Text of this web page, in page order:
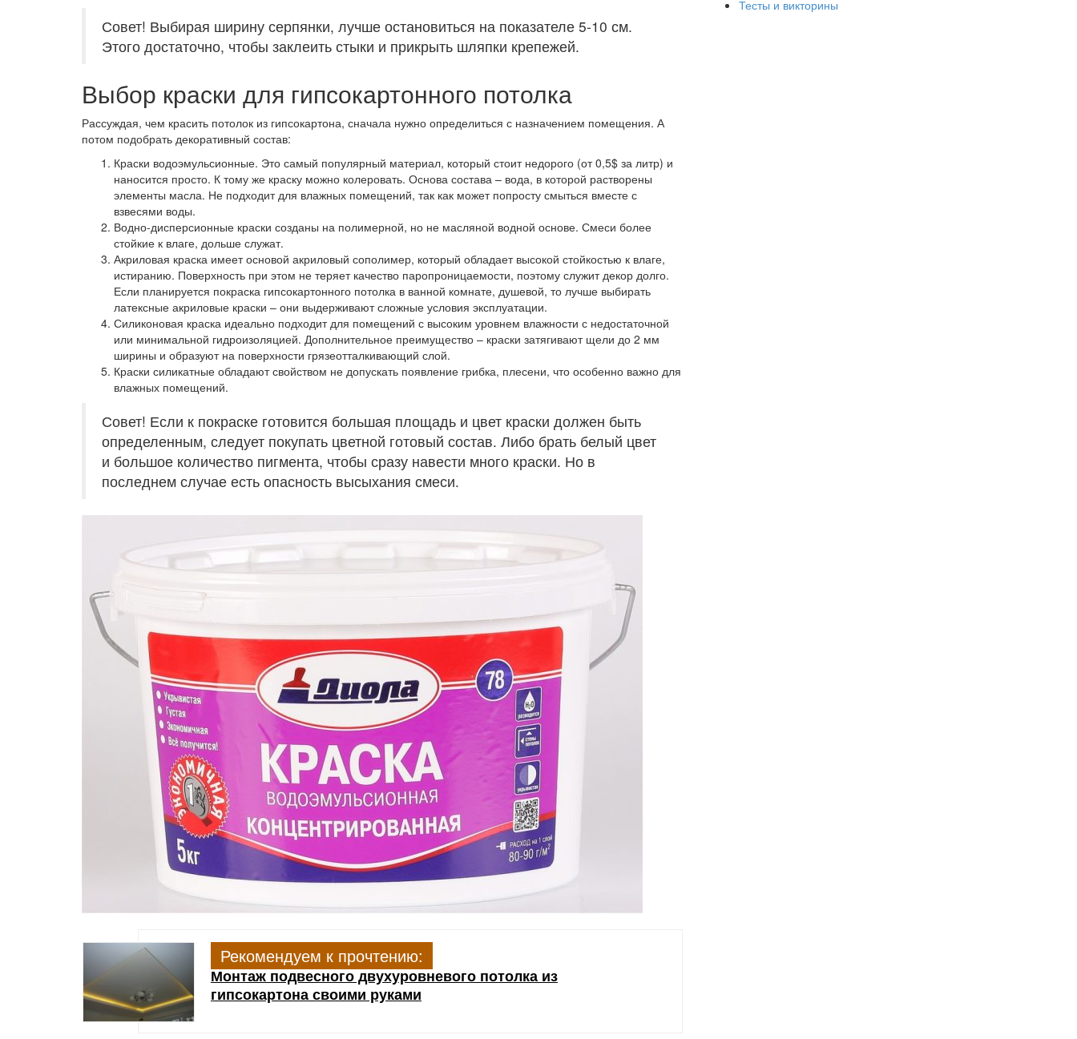
Совет! Выбирая ширину серпянки, лучше остановиться на показателе 5-10 см.
Этого достаточно, чтобы заклеить стыки и прикрыть шляпки крепежей.
Выбор краски для гипсокартонного потолка
Рассуждая, чем красить потолок из гипсокартона, сначала нужно определиться с назначением помещения. А
потом подобрать декоративный состав:
Краски водоэмульсионные. Это самый популярный материал, который стоит недорого (от 0,5$ за литр) и
наносится просто. К тому же краску можно колеровать. Основа состава – вода, в которой растворены
элементы масла. Не подходит для влажных помещений, так как может попросту смыться вместе с
взвесями воды.
Водно-дисперсионные краски созданы на полимерной, но не масляной водной основе. Смеси более
стойкие к влаге, дольше служат.
Акриловая краска имеет основой акриловый сополимер, который обладает высокой стойкостью к влаге,
истиранию. Поверхность при этом не теряет качество паропроницаемости, поэтому служит декор долго.
Если планируется покраска гипсокартонного потолка в ванной комнате, душевой, то лучше выбирать
латексные акриловые краски – они выдерживают сложные условия эксплуатации.
Силиконовая краска идеально подходит для помещений с высоким уровнем влажности с недостаточной
или минимальной гидроизоляцией. Дополнительное преимущество – краски затягивают щели до 2 мм
ширины и образуют на поверхности грязеотталкивающий слой.
Краски силикатные обладают свойством не допускать появление грибка, плесени, что особенно важно для
влажных помещений.
Совет! Если к покраске готовится большая площадь и цвет краски должен быть
определенным, следует покупать цветной готовый состав. Либо брать белый цвет
и большое количество пигмента, чтобы сразу навести много краски. Но в
последнем случае есть опасность высыхания смеси.
Рекомендуем к прочтению:
Монтаж подвесного двухуровневого потолка из
гипсокартона своими руками
Тесты и викторины